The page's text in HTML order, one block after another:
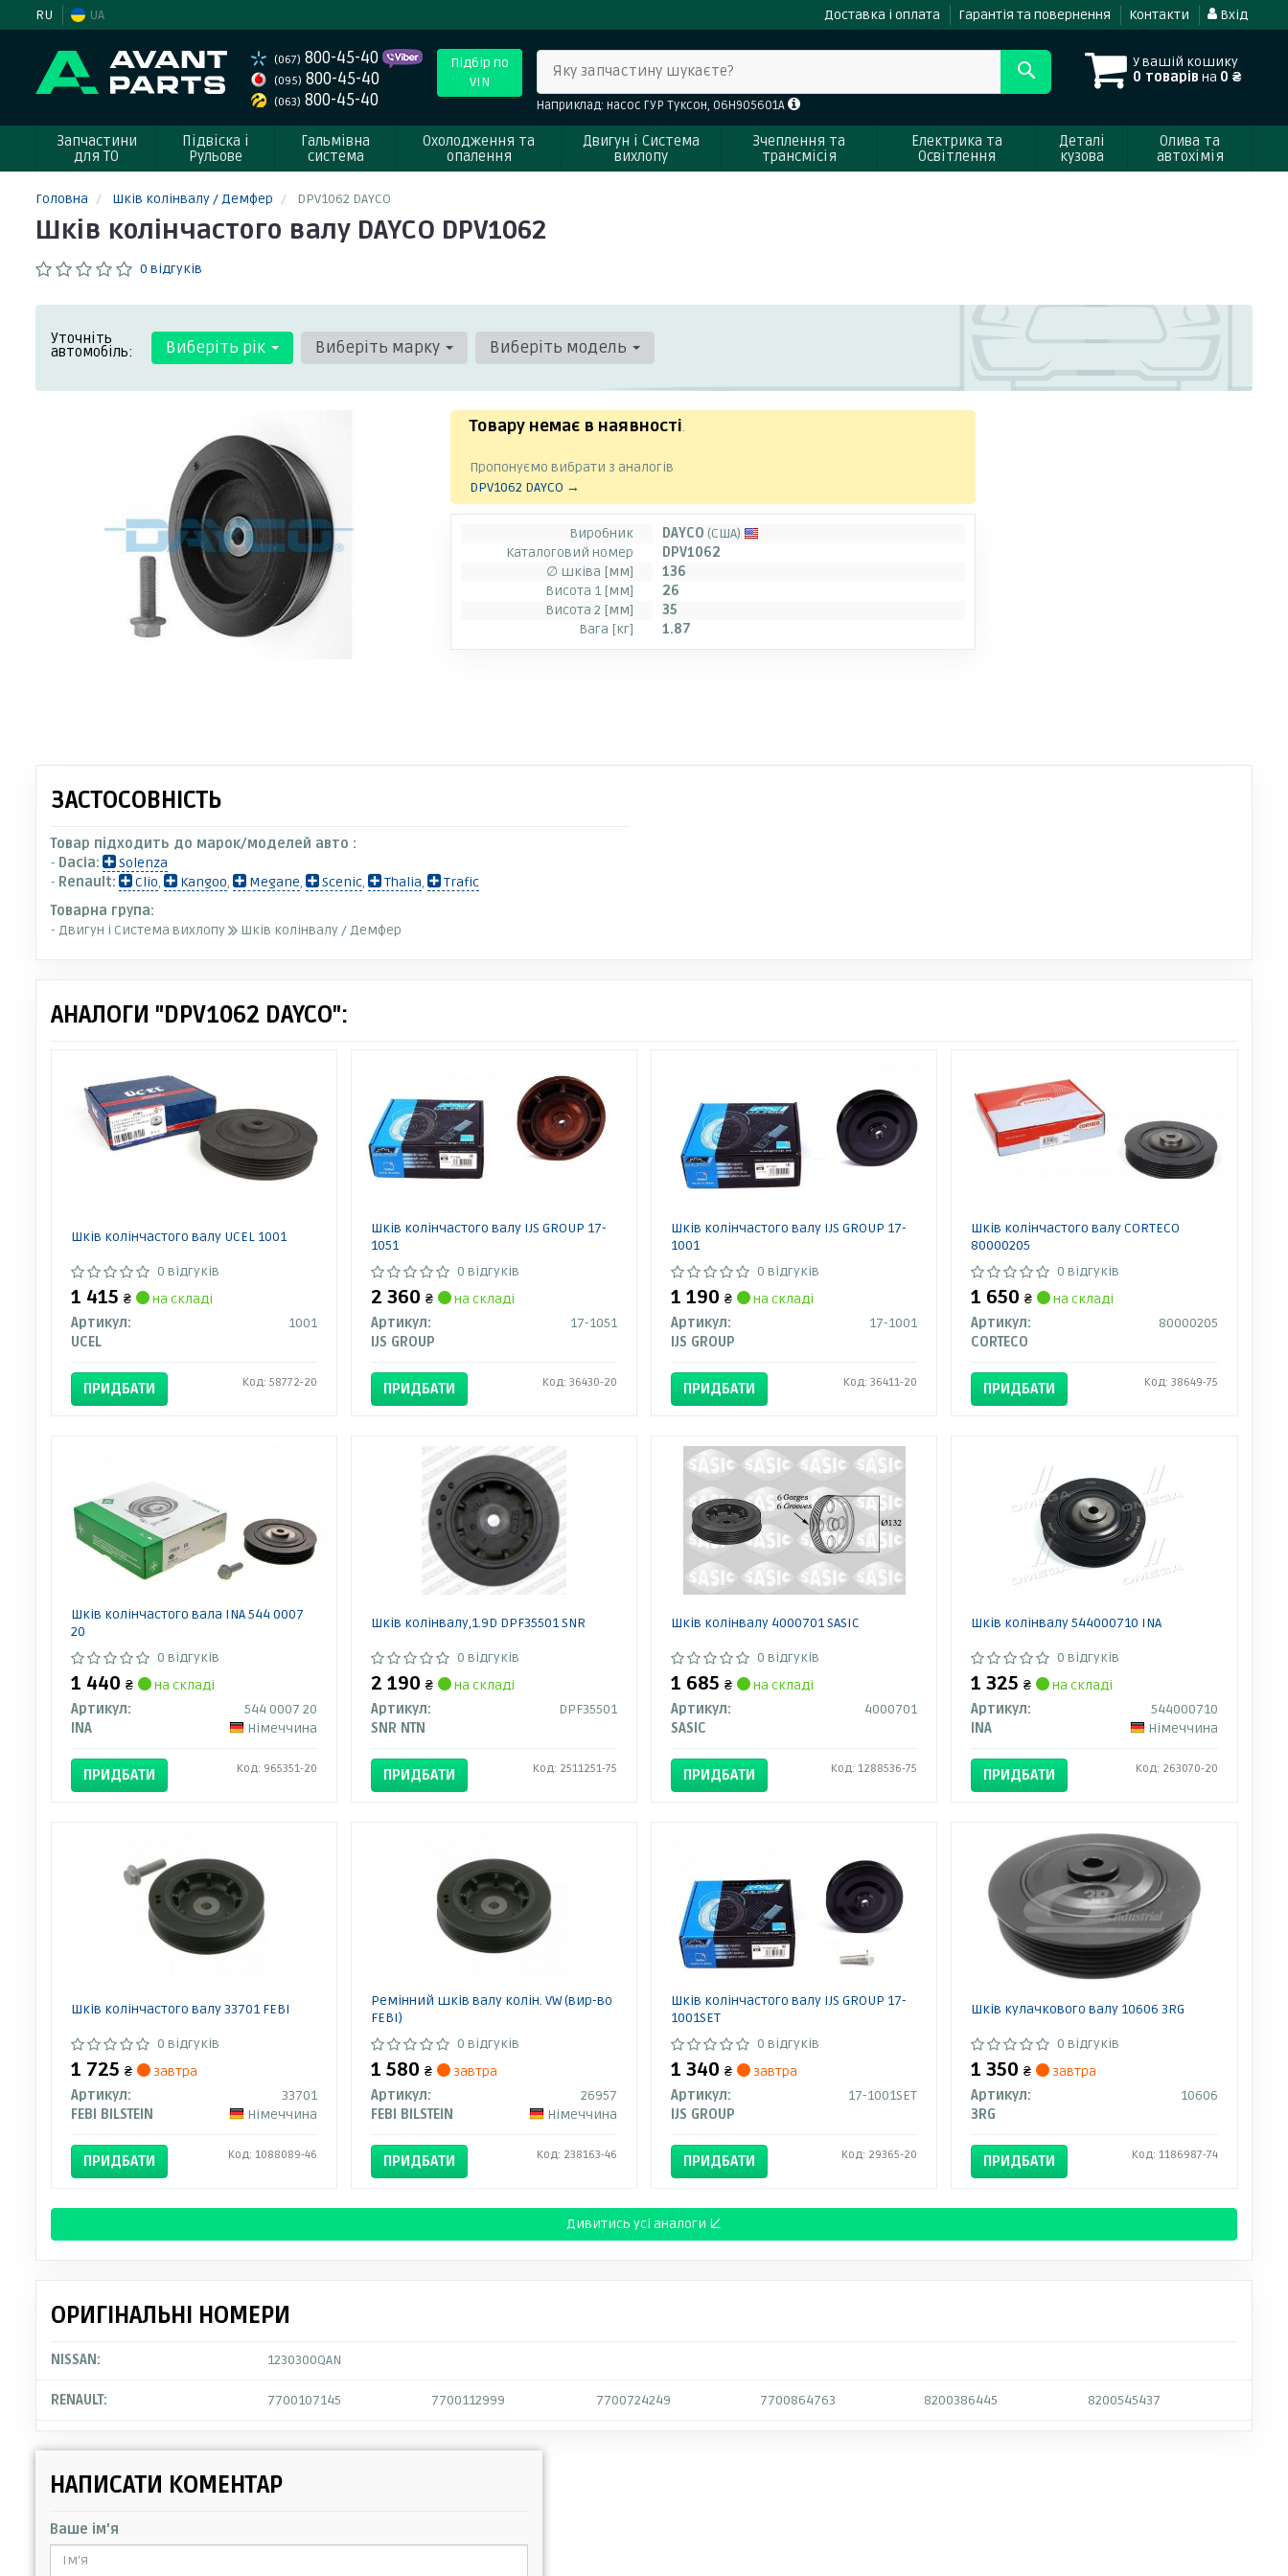
RU UA Доставка і оплата Гарантія та повернення Контакти Вхід
(067) 800-45-40
(095) 800-45-40
(063) 800-45-40
Підбір по
VIN
У вашій кошику
0 товарів на 0 ₴
Яку запчастину шукаєте?
Наприклад: насос ГУР Туксон, 06H905601A
Запчастини
для ТО
Підвіска і
Рульове
Гальмівна
система
Охолодження та
опалення
Двигун і Система
вихлопу
Зчеплення та
трансмісія
Електрика та
Освітлення
Деталі
кузова
Олива та
автохімія
Головна Шків колінвалу / Демфер DPV1062 DAYCO
Шків колінчастого валу DAYCO DPV1062
0 відгуків
Уточніть
автомобіль: Виберіть рік Виберіть марку Виберіть модель
Товару немає в наявності.
Пропонуємо вибрати з аналогів
DPV1062 DAYCO →
Виробник DAYCO (США)
Каталоговий номер
DPV1062
∅ шківа [мм]
136
Висота 1 [мм]
26
Висота 2 [мм]
35
Вага [кг]
1.87
ЗАСТОСОВНІСТЬ
Товар підходить до марок/моделей авто :
- Dacia:
Solenza
- Renault: Clio, Kangoo, Megane, Scenic, Thalia,
Trafic
Товарна група:
- Двигун і Система вихлопу
Шків колінвалу / Демфер
АНАЛОГИ "DPV1062 DAYCO":
Шків колінчастого валу UCEL 1001
0 відгуків
1 415 ₴
на складі
Артикул:
1001
UCEL
ПРИДБАТИ Код: 58772-20
Шків колінчастого валу IJS GROUP 17-
1051
0 відгуків
2 360 ₴
на складі
Артикул:
17-1051
IJS GROUP
ПРИДБАТИ Код: 36430-20
Шків колінчастого валу IJS GROUP 17-
1001
0 відгуків
1 190 ₴
на складі
Артикул:
17-1001
IJS GROUP
ПРИДБАТИ Код: 36411-20
Шків колінчастого валу CORTECO
80000205
0 відгуків
1 650₴
на складі
Артикул:
80000205
CORTECO
ПРИДБАТИ Код: 38649-75
Шків колінчастого вала INA 544 0007
20
0 відгуків
1 440 ₴
на складі
Артикул:
544 0007 20
INA
Німеччина
ПРИДБАТИ Код: 965351-20
Шків колінвалу,1.9D DPF35501 SNR
0 відгуків
2 190 ₴
на складі
Артикул:
DPF35501
SNR NTN
ПРИДБАТИ Код: 2511251-75
Шків колінвалу 4000701 SASIC
0 відгуків
1 685 ₴
на складі
Артикул:
4000701
SASIC
ПРИДБАТИ Код: 1288536-75
Шків колінвалу 544000710 INA
0 відгуків
1 325₴
на складі
Артикул:
544000710
INA
Німеччина
ПРИДБАТИ Код: 263070-20
Шків колінчастого валу 33701 FEBI
0 відгуків
1 725 ₴
завтра
Артикул:
33701
FEBI BILSTEIN
Німеччина
ПРИДБАТИ Код: 1088089-46
Ремінний шків валу колін. VW (вир-во
FEBI)
0 відгуків
1 580 ₴
завтра
Артикул:
26957
FEBI BILSTEIN
Німеччина
ПРИДБАТИ Код: 238163-46
Шків колінчастого валу IJS GROUP 17-
1001SET
0 відгуків
1 340 ₴
завтра
Артикул:
17-1001SET
IJS GROUP
ПРИДБАТИ Код: 29365-20
Шків кулачкового валу 10606 3RG
0 відгуків
1 350₴
завтра
Артикул:
10606
3RG
ПРИДБАТИ Код: 1186987-74
Дивитись усі аналоги ↓
ОРИГІНАЛЬНІ НОМЕРИ
NISSAN: 1230300QAN
RENAULT: 7700107145 7700112999 7700724249 7700864763 8200386445 8200545437
НАПИСАТИ КОМЕНТАР
Ваше ім'я